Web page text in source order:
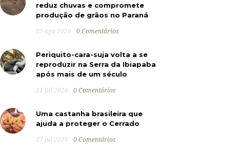
reduz chuvas e compromete
produção de grãos no Paraná
05 ago 2026 0 Comentários
Periquito-cara-suja volta a se
reproduzir na Serra da Ibiapaba
após mais de um século
31 jul 2026 0 Comentários
Uma castanha brasileira que
ajuda a proteger o Cerrado
27 jul 2026 0 Comentários